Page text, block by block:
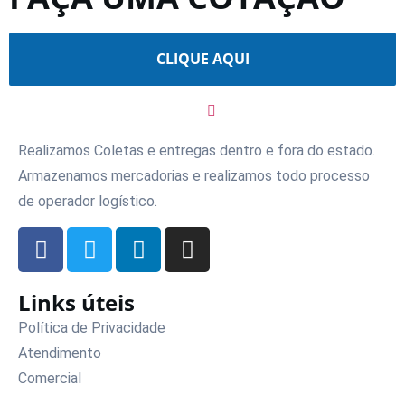
CLIQUE AQUI
Realizamos Coletas e entregas dentro e fora do estado.
Armazenamos mercadorias e realizamos todo processo
de operador logístico.
Links úteis
Política de Privacidade
Atendimento
Comercial